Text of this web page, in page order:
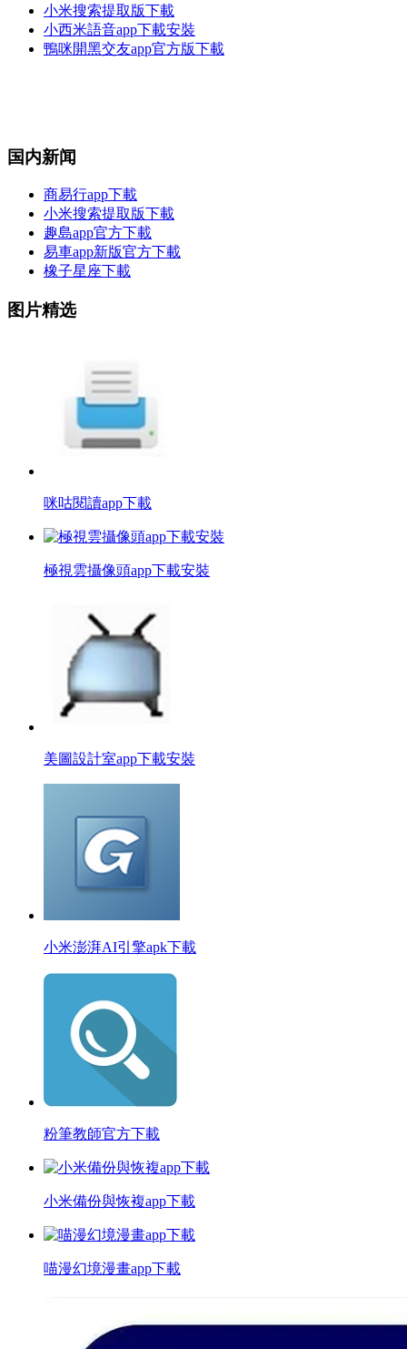
小米搜索提取版下載
小西米語音app下載安裝
鴨咪開黑交友app官方版下載
国内新闻
商易行app下載
小米搜索提取版下載
趣島app官方下載
易車app新版官方下載
橡子星座下載
图片精选
咪咕閱讀app下載
極視雲攝像頭app下載安裝
美圖設計室app下載安裝
小米澎湃AI引擎apk下載
粉筆教師官方下載
小米備份與恢複app下載
喵漫幻境漫畫app下載